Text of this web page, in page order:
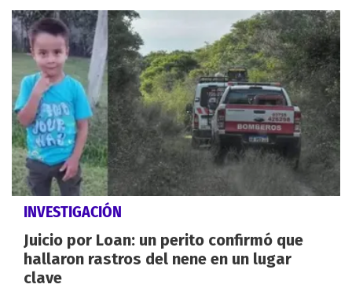
INVESTIGACIÓN
Juicio por Loan: un perito confirmó que
hallaron rastros del nene en un lugar
clave